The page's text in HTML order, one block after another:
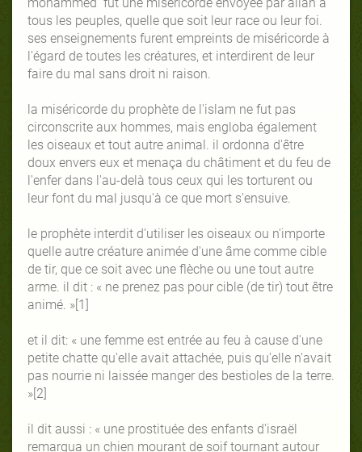
tous les peuples, quelle que soit leur race ou leur foi.
ses enseignements furent empreints de miséricorde à
l'égard de toutes les créatures, et interdirent de leur
faire du mal sans droit ni raison.
la miséricorde du prophète de l'islam ne fut pas
circonscrite aux hommes, mais engloba également
les oiseaux et tout autre animal. il ordonna d'être
doux envers eux et menaça du châtiment et du feu de
l'enfer dans l'au-delà tous ceux qui les torturent ou
leur font du mal jusqu'à ce que mort s'ensuive.
le prophète interdit d'utiliser les oiseaux ou n'importe
quelle autre créature animée d'une âme comme cible
de tir, que ce soit avec une flèche ou une tout autre
arme. il dit : « ne prenez pas pour cible (de tir) tout être
animé. »[1]
et il dit: « une femme est entrée au feu à cause d'une
petite chatte qu'elle avait attachée, puis qu'elle n'avait
pas nourrie ni laissée manger des bestioles de la terre.
»[2]
il dit aussi : « une prostituée des enfants d'israël
remarqua un chien mourant de soif tournant autour